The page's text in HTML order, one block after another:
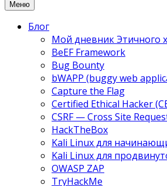
Меню
Блог
Мой дневник Этичного
BeEF Framework
Bug Bounty
bWAPP (buggy web
Capture the Flag
Certified Ethical Hacker
CSRF — Cross Site
HackTheBox
Kali Linux для
Kali Linux для
OWASP ZAP
TryHackMe